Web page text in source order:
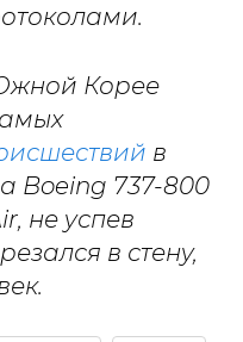
Корее
в
Boeing 737-800
не успев
в стену,